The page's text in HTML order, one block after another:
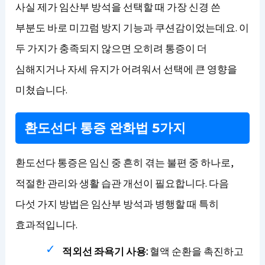
사실 제가 임산부 방석을 선택할 때 가장 신경 쓴
부분도 바로 미끄럼 방지 기능과 쿠션감이었는데요. 이
두 가지가 충족되지 않으면 오히려 통증이 더
심해지거나 자세 유지가 어려워서 선택에 큰 영향을
미쳤습니다.
환도선다 통증 완화법 5가지
환도선다 통증은 임신 중 흔히 겪는 불편 중 하나로,
적절한 관리와 생활 습관 개선이 필요합니다. 다음
다섯 가지 방법은 임산부 방석과 병행할 때 특히
효과적입니다.
적외선 좌욕기 사용:혈액 순환을 촉진하고